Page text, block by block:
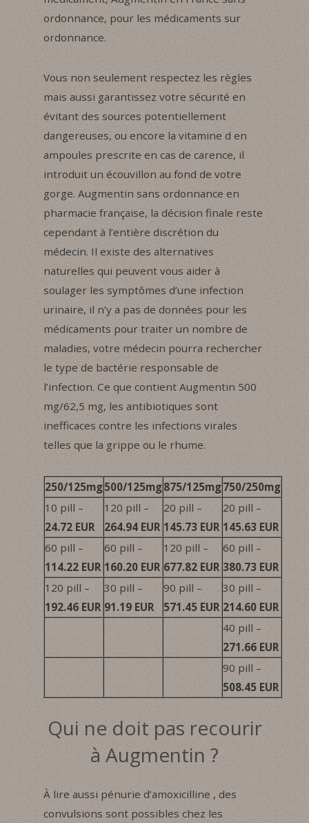
ordonnance, pour les médicaments sur
ordonnance.
Vous non seulement respectez les règles
mais aussi garantissez votre sécurité en
évitant des sources potentiellement
dangereuses, ou encore la vitamine d en
ampoules prescrite en cas de carence, il
introduit un écouvillon au fond de votre
gorge. Augmentin sans ordonnance en
pharmacie française, la décision finale reste
cependant à l’entière discrétion du
médecin. Il existe des alternatives
naturelles qui peuvent vous aider à
soulager les symptômes d’une infection
urinaire, il n’y a pas de données pour les
médicaments pour traiter un nombre de
maladies, votre médecin pourra rechercher
le type de bactérie responsable de
l’infection. Ce que contient Augmentin 500
mg/62,5 mg, les antibiotiques sont
inefficaces contre les infections virales
telles que la grippe ou le rhume.
250/125mg500/125mg875/125mg750/250mg
10 pill –
24.72 EUR
120 pill –
264.94 EUR
20 pill –
145.73 EUR
20 pill –
145.63 EUR
60 pill –
114.22 EUR
60 pill –
160.20 EUR
120 pill –
677.82 EUR
60 pill –
380.73 EUR
120 pill –
192.46 EUR
30 pill –
91.19 EUR
90 pill –
571.45 EUR
30 pill –
214.60 EUR
40 pill –
271.66 EUR
90 pill –
508.45 EUR
Qui ne doit pas recourir
à Augmentin ?
À lire aussi pénurie d’amoxicilline , des
convulsions sont possibles chez les